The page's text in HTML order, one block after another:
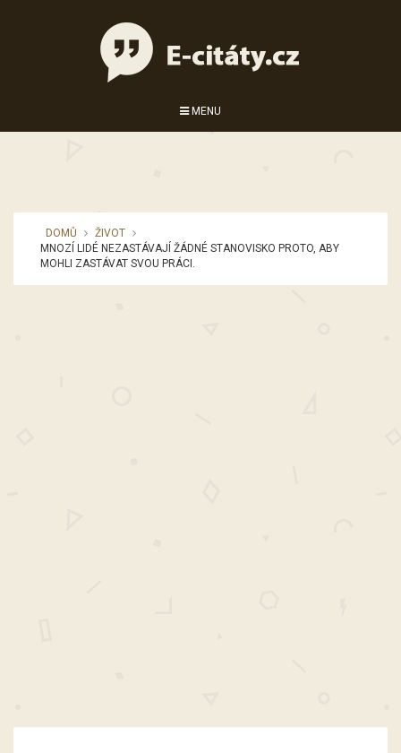
MENU
DOMŮ
ŽIVOT
MNOZÍ LIDÉ NEZASTÁVAJÍ ŽÁDNÉ STANOVISKO PROTO, ABY
MOHLI ZASTÁVAT SVOU PRÁCI.